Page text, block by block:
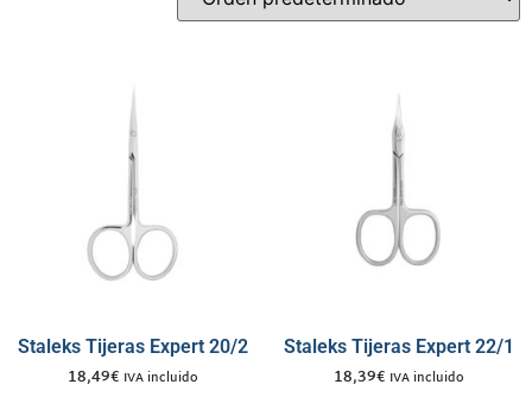
Staleks Tijeras Expert 20/2
18,49€ IVA incluido
Staleks Tijeras Expert 22/1
18,39€ IVA incluido